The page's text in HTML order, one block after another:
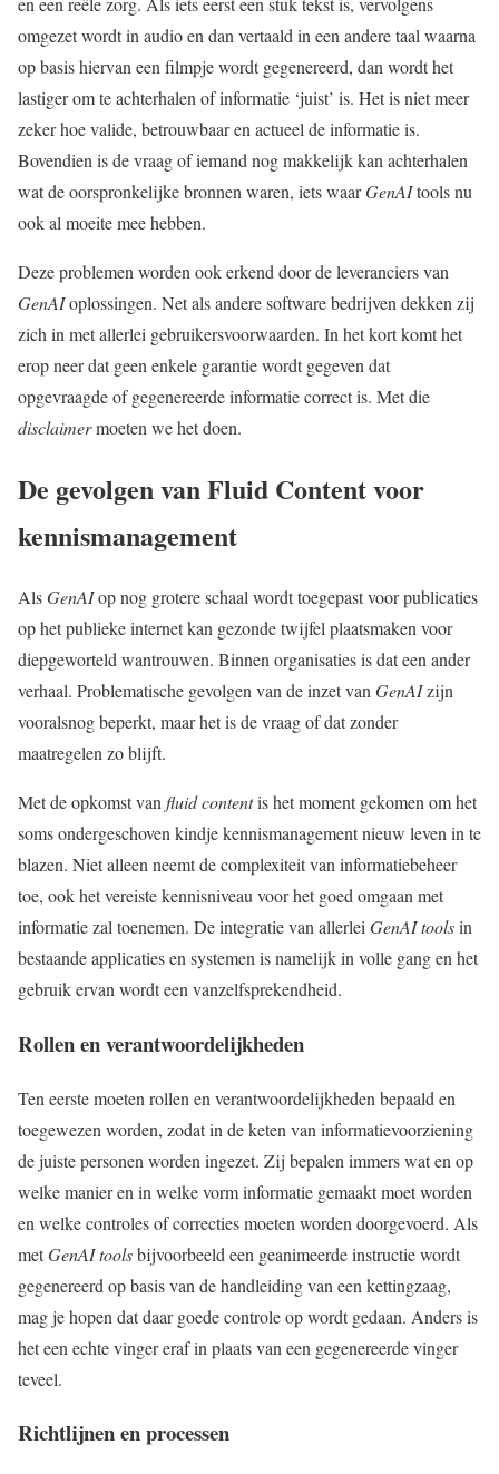
omgezet wordt in audio en dan vertaald in een andere taal waarna
op basis hiervan een filmpje wordt gegenereerd, dan wordt het
lastiger om te achterhalen of informatie ‘juist’ is. Het is niet meer
zeker hoe valide, betrouwbaar en actueel de informatie is.
Bovendien is de vraag of iemand nog makkelijk kan achterhalen
wat de oorspronkelijke bronnen waren, iets waarGenAItools nu
ook al moeite mee hebben.
Deze problemen worden ook erkend door de leveranciers van
GenAIoplossingen. Net als andere software bedrijven dekken zij
zich in met allerlei gebruikersvoorwaarden. In het kort komt het
erop neer dat geen enkele garantie wordt gegeven dat
opgevraagde of gegenereerde informatie correct is. Met die
disclaimermoeten we het doen.
De gevolgen van Fluid Content voor
kennismanagement
AlsGenAIop nog grotere schaal wordt toegepast voor publicaties
op het publieke internet kan gezonde twijfel plaatsmaken voor
diepgeworteld wantrouwen. Binnen organisaties is dat een ander
verhaal. Problematische gevolgen van de inzet vanGenAIzijn
vooralsnog beperkt, maar het is de vraag of dat zonder
maatregelen zo blijft.
Met de opkomst vanfluid contentis het moment gekomen om het
soms ondergeschoven kindje kennismanagement nieuw leven in te
blazen. Niet alleen neemt de complexiteit van informatiebeheer
toe, ook het vereiste kennisniveau voor het goed omgaan met
informatie zal toenemen. De integratie van allerleiGenAI toolsin
bestaande applicaties en systemen is namelijk in volle gang en het
gebruik ervan wordt een vanzelfsprekendheid.
Rollen en verantwoordelijkheden
Ten eerste moeten rollen en verantwoordelijkheden bepaald en
toegewezen worden, zodat in de keten van informatievoorziening
de juiste personen worden ingezet. Zij bepalen immers wat en op
welke manier en in welke vorm informatie gemaakt moet worden
en welke controles of correcties moeten worden doorgevoerd. Als
metGenAI toolsbijvoorbeeld een geanimeerde instructie wordt
gegenereerd op basis van de handleiding van een kettingzaag,
mag je hopen dat daar goede controle op wordt gedaan. Anders is
het een echte vinger eraf in plaats van een gegenereerde vinger
teveel.
Richtlijnen en processen